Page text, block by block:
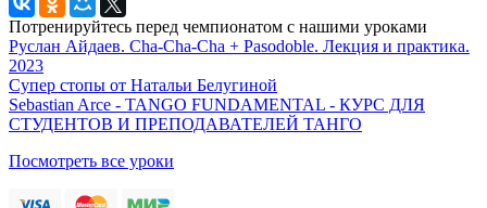
Потренируйтесь перед чемпионатом с нашими уроками
Руслан Айдаев. Cha-Cha-Cha + Pasodoble. Лекция и практика.
2023
Супер стопы от Натальи Белугиной
Sebastian Arce - TANGO FUNDAMENTAL - КУРС ДЛЯ
СТУДЕНТОВ И ПРЕПОДАВАТЕЛЕЙ ТАНГО
Посмотреть все уроки